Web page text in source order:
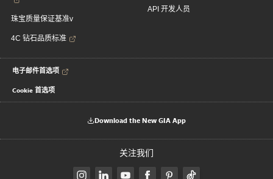
珠宝质量保证基准v
4C 钻石品质标准
API 开发人员
电子邮件首选项
Cookie 首选项
Download the New GIA App
关注我们